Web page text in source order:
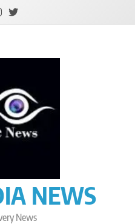
NEWS
News